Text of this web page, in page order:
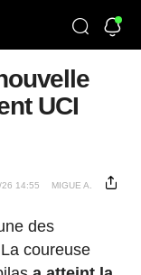
UCI
14:55 MIGUE A.
des
coureuse